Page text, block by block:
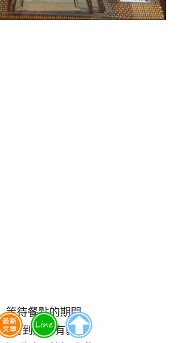
等待餐點的期間
我看到店內有貓咪